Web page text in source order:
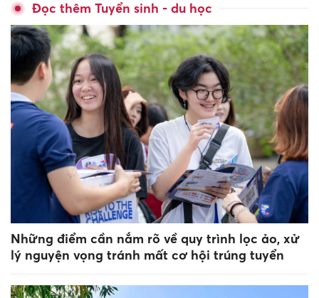
Đọc thêm Tuyển sinh - du học
Những điểm cần nắm rõ về quy trình lọc ảo, xử
lý nguyện vọng tránh mất cơ hội trúng tuyển